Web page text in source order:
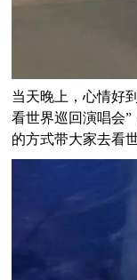
当天晚上，心情好
看世界巡回演唱会
的方式带大家去看